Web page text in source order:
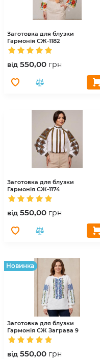
Заготовка для блузки
Гармонія СЖ-1182
вiд 550,00 грн
Заготовка для блузки
Гармонія СЖ-1174
вiд 550,00 грн
Hовинка
Заготовка для блузки
Гармонія СЖ Заграва 9
вiд 550,00 грн